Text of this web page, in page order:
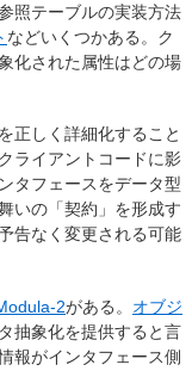
照テーブルの実装方法
などいくつかある。ク
化された属性はどの場
正しく詳細化すること
ライアントコードに影
タフェースをデータ型
いの「契約」を形成す
告なく変更される可能
2がある。 オブジ
抽象化を提供すると言
報がインタフェース側